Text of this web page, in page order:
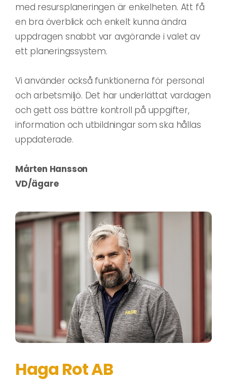
med resursplaneringen är enkelheten. Att få
en bra överblick och enkelt kunna ändra
uppdragen snabbt var avgörande i valet av
ett planeringssystem.
Vi använder också funktionerna för personal
och arbetsmiljö. Det har underlättat vardagen
och gett oss bättre kontroll på uppgifter,
information och utbildningar som ska hållas
uppdaterade.
Mårten Hansson
VD/ägare
Haga Rot AB